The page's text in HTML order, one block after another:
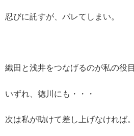
忍びに託すが、バレてしまい。
織田と浅井をつなげるのが私の役目
いずれ、徳川にも・・・
次は私が助けて差し上げなければ。